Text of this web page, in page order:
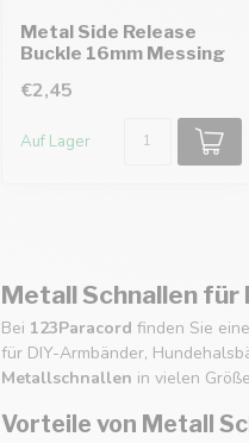
Metal Side Release
Buckle 16mm Messing
€2,45
Auf Lager
Metall Schnallen für
Bei 123Paracord finden Sie
für DIY-Armbänder,
Metallschnallen in vielen
Vorteile von Metall